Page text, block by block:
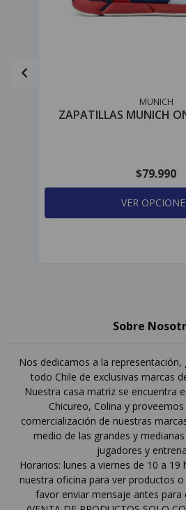
MUNICH
ZAPATILLAS MUNICH
$79.990
VER
Sobre
Nos dedicamos a la
todo Chile de exclusivas marcas
Nuestra casa matriz se encuentra
Chicureo, Colina y
comercialización de nuestras
medio de las grandes y
jugadores y
Horarios: lunes a viernes de 10 a 19
nuestra oficina para ver productos
favor enviar mensaje antes para